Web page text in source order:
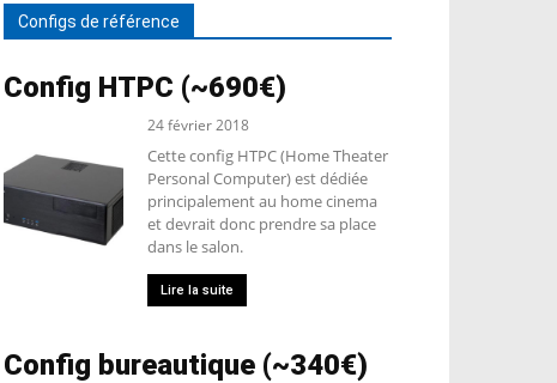
Configs de référence
Config HTPC (~690€)
24 février 2018
Cette config HTPC (Home Theater
Personal Computer) est dédiée
principalement au home cinema
et devrait donc prendre sa place
dans le salon.
Lire la suite
Config bureautique (~340€)